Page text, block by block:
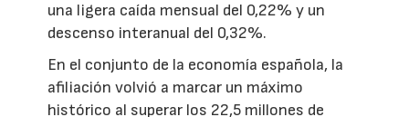
una ligera caída mensual del 0,22% y un
descenso interanual del 0,32%.
En el conjunto de la economía española, la
afiliación volvió a marcar un máximo
histórico al superar los 22,5 millones de